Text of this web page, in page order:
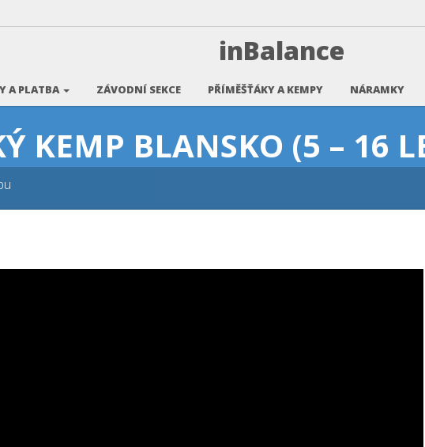
inBalance
A PLATBA ZÁVODNÍ SEKCE PŘÍMĚŠŤÁKY A KEMPY NÁRAMKY
KEMP BLANSKO (5 – 16